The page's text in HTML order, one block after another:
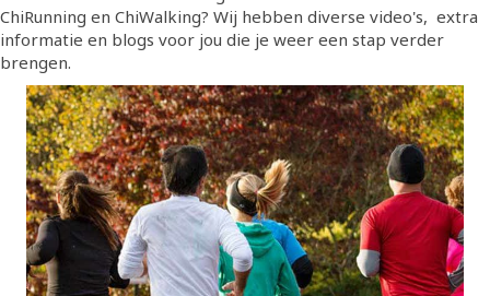
ChiRunning en ChiWalking? Wij hebben diverse video's, extra
informatie en blogs voor jou die je weer een stap verder
brengen.